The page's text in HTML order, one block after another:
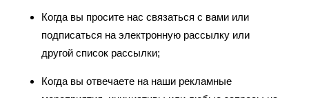
Когда вы просите нас связаться с вами или
подписаться на электронную рассылку или
другой список рассылки;
Когда вы отвечаете на наши рекламные